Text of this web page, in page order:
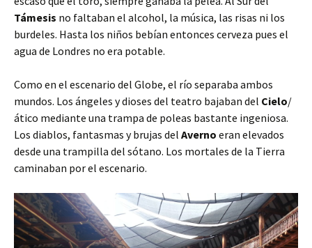
Támesis no faltaban el alcohol, la música, las risas ni los
burdeles. Hasta los niños bebían entonces cerveza pues el
agua de Londres no era potable.
Como en el escenario del Globe, el río separaba ambos
mundos. Los ángeles y dioses del teatro bajaban del Cielo/
ático mediante una trampa de poleas bastante ingeniosa.
Los diablos, fantasmas y brujas del Averno eran elevados
desde una trampilla del sótano. Los mortales de la Tierra
caminaban por el escenario.